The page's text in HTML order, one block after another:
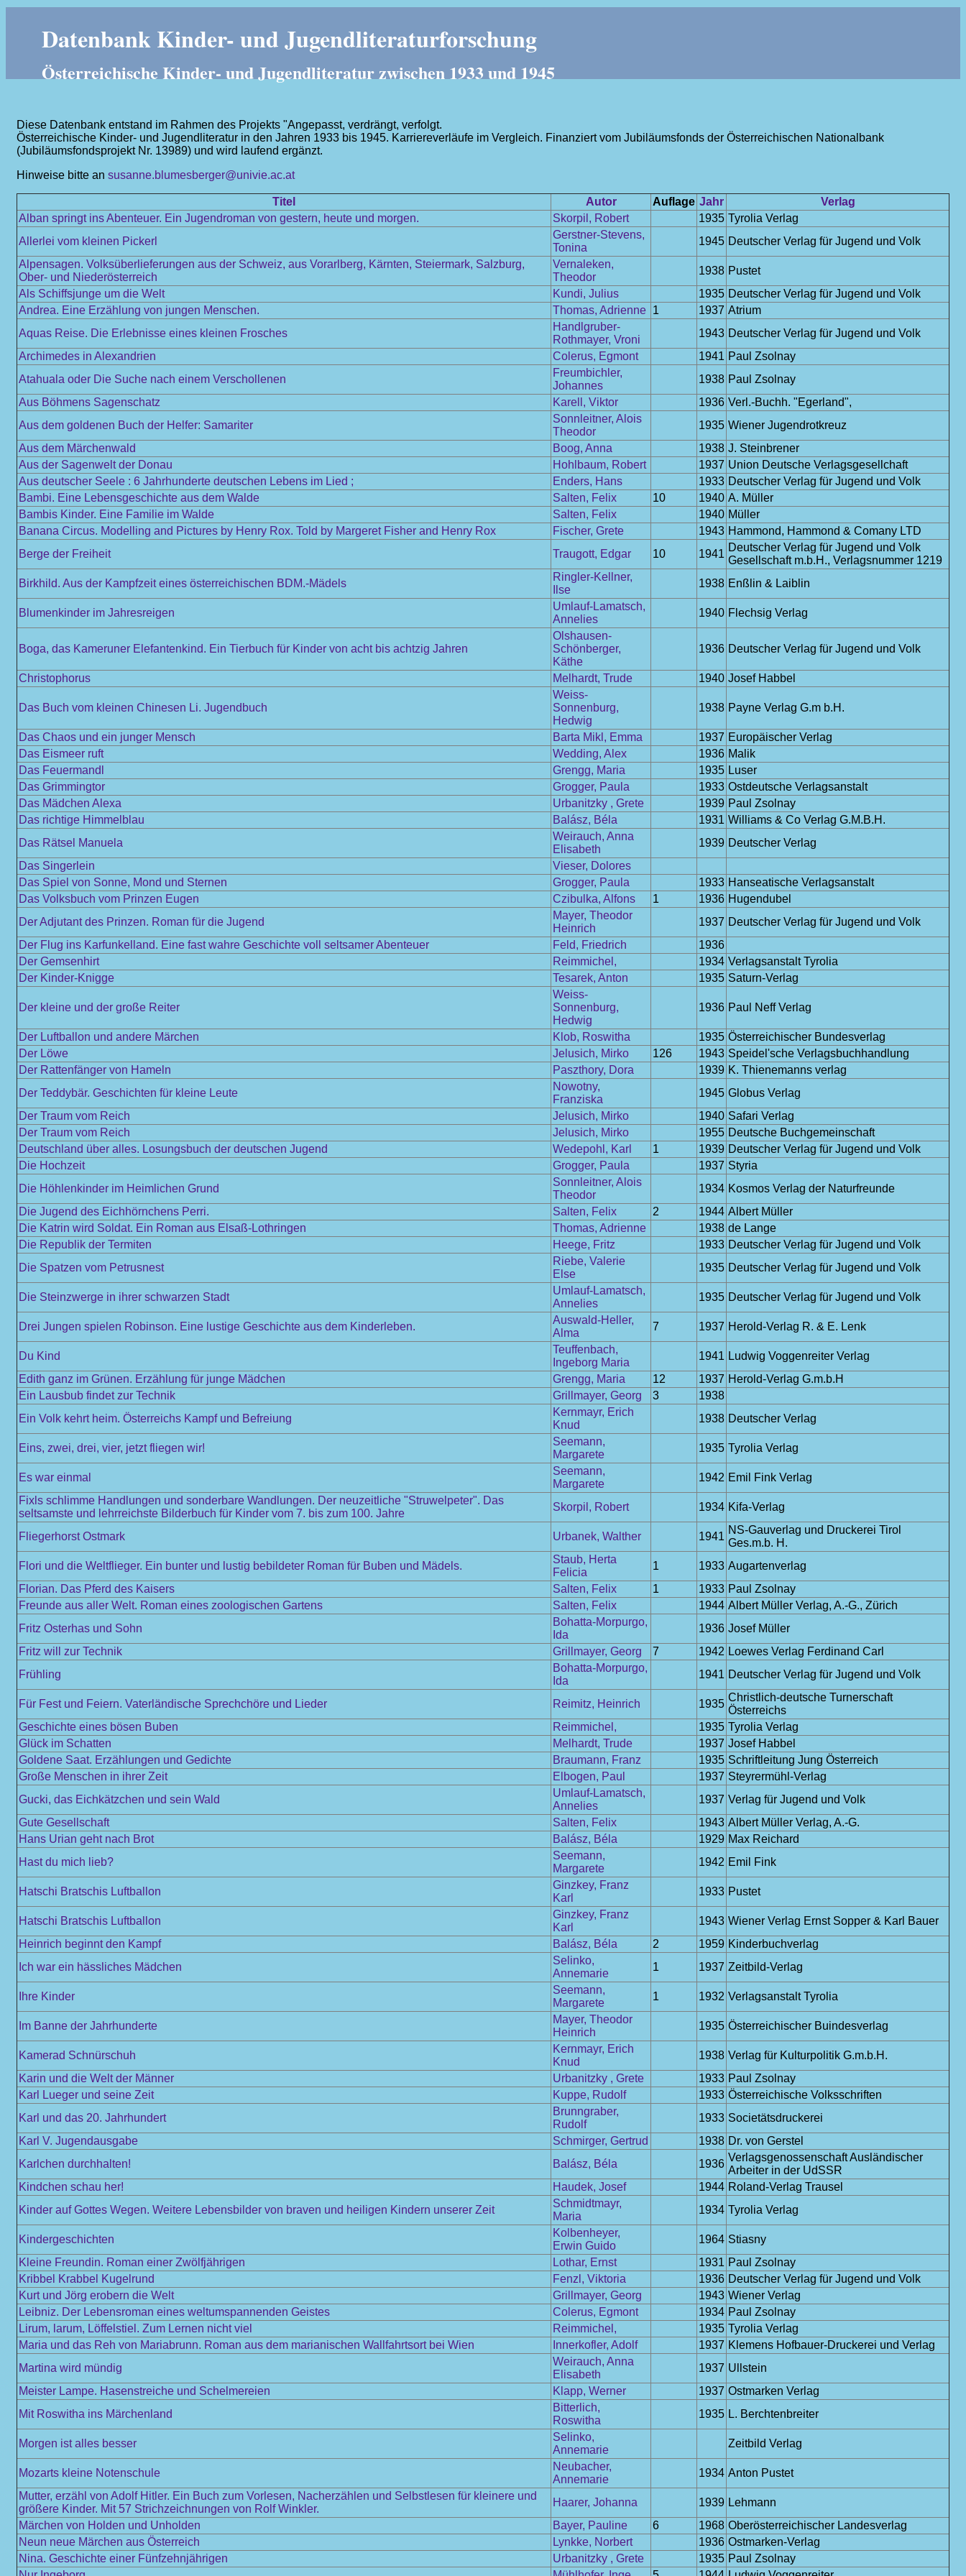
Datenbank Kinder- und Jugendliteraturforschung
Österreichische Kinder- und Jugendliteratur zwischen 1933 und 1945
Diese Datenbank entstand im Rahmen des Projekts "Angepasst, verdrängt, verfolgt.
Österreichische Kinder- und Jugendliteratur in den Jahren 1933 bis 1945. Karriereverläufe im Vergleich. Finanziert vom Jubiläumsfonds der Österreichischen Nationalbank
(Jubiläumsfondsprojekt Nr. 13989) und wird laufend ergänzt.
Hinweise bitte an susanne.blumesberger@univie.ac.at
Titel Autor Auflage Jahr
Verlag
Alban springt ins Abenteuer. Ein Jugendroman von gestern, heute und morgen.
Skorpil, Robert 1935 Tyrolia Verlag
Allerlei vom kleinen Pickerl
Gerstner-Stevens,
Tonina
1945 Deutscher Verlag für Jugend und Volk
Alpensagen. Volksüberlieferungen aus der Schweiz, aus Vorarlberg, Kärnten, Steiermark, Salzburg,
Ober- und Niederösterreich
Vernaleken,
Theodor
1938 Pustet
Als Schiffsjunge um die Welt
Kundi, Julius 1935 Deutscher Verlag für Jugend und Volk
Andrea. Eine Erzählung von jungen Menschen.
Thomas, Adrienne 1 1937 Atrium
Aquas Reise. Die Erlebnisse eines kleinen Frosches
Handlgruber-
Rothmayer, Vroni
1943 Deutscher Verlag für Jugend und Volk
Archimedes in Alexandrien
Colerus, Egmont 1941 Paul Zsolnay
Atahuala oder Die Suche nach einem Verschollenen
Freumbichler,
Johannes
1938 Paul Zsolnay
Aus Böhmens Sagenschatz
Karell, Viktor 1936 Verl.-Buchh. "Egerland",
Aus dem goldenen Buch der Helfer: Samariter
Sonnleitner, Alois
Theodor
1935 Wiener Jugendrotkreuz
Aus dem Märchenwald
Boog, Anna 1938 J. Steinbrener
Aus der Sagenwelt der Donau
Hohlbaum, Robert 1937 Union Deutsche Verlagsgesellchaft
Aus deutscher Seele : 6 Jahrhunderte deutschen Lebens im Lied ;
Enders, Hans 1933 Deutscher Verlag für Jugend und Volk
Bambi. Eine Lebensgeschichte aus dem Walde
Salten, Felix 10 1940 A. Müller
Bambis Kinder. Eine Familie im Walde
Salten, Felix 1940 Müller
Banana Circus. Modelling and Pictures by Henry Rox. Told by Margeret Fisher and Henry Rox
Fischer, Grete 1943 Hammond, Hammond & Comany LTD
Berge der Freiheit
Traugott, Edgar 10 1941
Deutscher Verlag für Jugend und Volk
Gesellschaft m.b.H., Verlagsnummer 1219
Birkhild. Aus der Kampfzeit eines österreichischen BDM.-Mädels
Ringler-Kellner,
Ilse
1938 Enßlin & Laiblin
Blumenkinder im Jahresreigen
Umlauf-Lamatsch,
Annelies
1940 Flechsig Verlag
Boga, das Kameruner Elefantenkind. Ein Tierbuch für Kinder von acht bis achtzig Jahren
Olshausen-
Schönberger,
Käthe
1936 Deutscher Verlag für Jugend und Volk
Christophorus Melhardt, Trude 1940 Josef Habbel
Das Buch vom kleinen Chinesen Li. Jugendbuch
Weiss-
Sonnenburg,
Hedwig
1938 Payne Verlag G.m b.H.
Das Chaos und ein junger Mensch Barta Mikl, Emma 1937 Europäischer Verlag
Das Eismeer ruft
Wedding, Alex 1936 Malik
Das Feuermandl
Grengg, Maria 1935 Luser
Das Grimmingtor
Grogger, Paula 1933 Ostdeutsche Verlagsanstalt
Das Mädchen Alexa
Urbanitzky , Grete 1939 Paul Zsolnay
Das richtige Himmelblau
Balász, Béla 1931 Williams & Co Verlag G.M.B.H.
Das Rätsel Manuela
Weirauch, Anna
Elisabeth
1939 Deutscher Verlag
Das Singerlein
Vieser, Dolores
Das Spiel von Sonne, Mond und Sternen
Grogger, Paula 1933 Hanseatische Verlagsanstalt
Das Volksbuch vom Prinzen Eugen
Czibulka, Alfons 1 1936 Hugendubel
Der Adjutant des Prinzen. Roman für die Jugend
Mayer, Theodor
Heinrich
1937 Deutscher Verlag für Jugend und Volk
Der Flug ins Karfunkelland. Eine fast wahre Geschichte voll seltsamer Abenteuer
Feld, Friedrich
1936
Der Gemsenhirt
Reimmichel, 1934 Verlagsanstalt Tyrolia
Der Kinder-Knigge
Tesarek, Anton 1935 Saturn-Verlag
Der kleine und der große Reiter
Weiss-
Sonnenburg,
Hedwig
1936 Paul Neff Verlag
Der Luftballon und andere Märchen Klob, Roswitha 1935 Österreichischer Bundesverlag
Der Löwe
Jelusich, Mirko 126 1943 Speidel'sche Verlagsbuchhandlung
Der Rattenfänger von Hameln
Paszthory, Dora 1939 K. Thienemanns verlag
Der Teddybär. Geschichten für kleine Leute
Nowotny,
Franziska
1945 Globus Verlag
Der Traum vom Reich
Jelusich, Mirko 1940 Safari Verlag
Der Traum vom Reich
Jelusich, Mirko 1955 Deutsche Buchgemeinschaft
Deutschland über alles. Losungsbuch der deutschen Jugend
Wedepohl, Karl 1 1939 Deutscher Verlag für Jugend und Volk
Die Hochzeit
Grogger, Paula 1937 Styria
Die Höhlenkinder im Heimlichen Grund
Sonnleitner, Alois
Theodor
1934 Kosmos Verlag der Naturfreunde
Die Jugend des Eichhörnchens Perri.
Salten, Felix 2 1944 Albert Müller
Die Katrin wird Soldat. Ein Roman aus Elsaß-Lothringen
Thomas, Adrienne 1938 de Lange
Die Republik der Termiten
Heege, Fritz 1933 Deutscher Verlag für Jugend und Volk
Die Spatzen vom Petrusnest
Riebe, Valerie
Else
1935 Deutscher Verlag für Jugend und Volk
Die Steinzwerge in ihrer schwarzen Stadt
Umlauf-Lamatsch,
Annelies
1935 Deutscher Verlag für Jugend und Volk
Drei Jungen spielen Robinson. Eine lustige Geschichte aus dem Kinderleben.
Auswald-Heller,
Alma
7 1937 Herold-Verlag R. & E. Lenk
Du Kind
Teuffenbach,
Ingeborg Maria
1941 Ludwig Voggenreiter Verlag
Edith ganz im Grünen. Erzählung für junge Mädchen
Grengg, Maria 12 1937 Herold-Verlag G.m.b.H
Ein Lausbub findet zur Technik
Grillmayer, Georg 3
1938
Ein Volk kehrt heim. Österreichs Kampf und Befreiung
Kernmayr, Erich
Knud
1938 Deutscher Verlag
Eins, zwei, drei, vier, jetzt fliegen wir!
Seemann,
Margarete
1935 Tyrolia Verlag
Es war einmal
Seemann,
Margarete
1942 Emil Fink Verlag
Fixls schlimme Handlungen und sonderbare Wandlungen. Der neuzeitliche "Struwelpeter". Das
seltsamste und lehrreichste Bilderbuch für Kinder vom 7. bis zum 100. Jahre
Skorpil, Robert 1934 Kifa-Verlag
Fliegerhorst Ostmark Urbanek, Walther 1941
NS-Gauverlag und Druckerei Tirol
Ges.m.b. H.
Flori und die Weltflieger. Ein bunter und lustig bebildeter Roman für Buben und Mädels.
Staub, Herta
Felicia
1 1933 Augartenverlag
Florian. Das Pferd des Kaisers
Salten, Felix 1 1933 Paul Zsolnay
Freunde aus aller Welt. Roman eines zoologischen Gartens
Salten, Felix 1944 Albert Müller Verlag, A.-G., Zürich
Fritz Osterhas und Sohn
Bohatta-Morpurgo,
Ida
1936 Josef Müller
Fritz will zur Technik
Grillmayer, Georg 7 1942 Loewes Verlag Ferdinand Carl
Frühling
Bohatta-Morpurgo,
Ida
1941 Deutscher Verlag für Jugend und Volk
Für Fest und Feiern. Vaterländische Sprechchöre und Lieder Reimitz, Heinrich 1935
Christlich-deutsche Turnerschaft
Österreichs
Geschichte eines bösen Buben
Reimmichel, 1935 Tyrolia Verlag
Glück im Schatten
Melhardt, Trude 1937 Josef Habbel
Goldene Saat. Erzählungen und Gedichte
Braumann, Franz 1935 Schriftleitung Jung Österreich
Große Menschen in ihrer Zeit
Elbogen, Paul 1937 Steyrermühl-Verlag
Gucki, das Eichkätzchen und sein Wald
Umlauf-Lamatsch,
Annelies
1937 Verlag für Jugend und Volk
Gute Gesellschaft
Salten, Felix 1943 Albert Müller Verlag, A.-G.
Hans Urian geht nach Brot
Balász, Béla 1929 Max Reichard
Hast du mich lieb?
Seemann,
Margarete
1942 Emil Fink
Hatschi Bratschis Luftballon
Ginzkey, Franz
Karl
1933 Pustet
Hatschi Bratschis Luftballon
Ginzkey, Franz
Karl
1943 Wiener Verlag Ernst Sopper & Karl Bauer
Heinrich beginnt den Kampf
Balász, Béla 2 1959 Kinderbuchverlag
Ich war ein hässliches Mädchen
Selinko,
Annemarie
1 1937 Zeitbild-Verlag
Ihre Kinder
Seemann,
Margarete
1 1932 Verlagsanstalt Tyrolia
Im Banne der Jahrhunderte
Mayer, Theodor
Heinrich
1935 Österreichischer Buindesverlag
Kamerad Schnürschuh
Kernmayr, Erich
Knud
1938 Verlag für Kulturpolitik G.m.b.H.
Karin und die Welt der Männer
Urbanitzky , Grete 1933 Paul Zsolnay
Karl Lueger und seine Zeit
Kuppe, Rudolf 1933 Österreichische Volksschriften
Karl und das 20. Jahrhundert
Brunngraber,
Rudolf
1933 Societätsdruckerei
Karl V. Jugendausgabe
Schmirger, Gertrud 1938 Dr. von Gerstel
Karlchen durchhalten!
Balász, Béla 1936
Verlagsgenossenschaft Ausländischer
Arbeiter in der UdSSR
Kindchen schau her!
Haudek, Josef 1944 Roland-Verlag Trausel
Kinder auf Gottes Wegen. Weitere Lebensbilder von braven und heiligen Kindern unserer Zeit
Schmidtmayr,
Maria
1934 Tyrolia Verlag
Kindergeschichten
Kolbenheyer,
Erwin Guido
1964 Stiasny
Kleine Freundin. Roman einer Zwölfjährigen
Lothar, Ernst 1931 Paul Zsolnay
Kribbel Krabbel Kugelrund
Fenzl, Viktoria 1936 Deutscher Verlag für Jugend und Volk
Kurt und Jörg erobern die Welt
Grillmayer, Georg 1943 Wiener Verlag
Leibniz. Der Lebensroman eines weltumspannenden Geistes
Colerus, Egmont 1934 Paul Zsolnay
Lirum, larum, Löffelstiel. Zum Lernen nicht viel
Reimmichel, 1935 Tyrolia Verlag
Maria und das Reh von Mariabrunn. Roman aus dem marianischen Wallfahrtsort bei Wien
Innerkofler, Adolf 1937 Klemens Hofbauer-Druckerei und Verlag
Martina wird mündig
Weirauch, Anna
Elisabeth
1937 Ullstein
Meister Lampe. Hasenstreiche und Schelmereien
Klapp, Werner 1937 Ostmarken Verlag
Mit Roswitha ins Märchenland
Bitterlich,
Roswitha
1935 L. Berchtenbreiter
Morgen ist alles besser
Selinko,
Annemarie
Zeitbild Verlag
Mozarts kleine Notenschule
Neubacher,
Annemarie
1934 Anton Pustet
Mutter, erzähl von Adolf Hitler. Ein Buch zum Vorlesen, Nacherzählen und Selbstlesen für kleinere und
größere Kinder. Mit 57 Strichzeichnungen von Rolf Winkler.
Haarer, Johanna 1939 Lehmann
Märchen von Holden und Unholden
Bayer, Pauline 6 1968 Oberösterreichischer Landesverlag
Neun neue Märchen aus Österreich
Lynkke, Norbert 1936 Ostmarken-Verlag
Nina. Geschichte einer Fünfzehnjährigen
Urbanitzky , Grete 1935 Paul Zsolnay